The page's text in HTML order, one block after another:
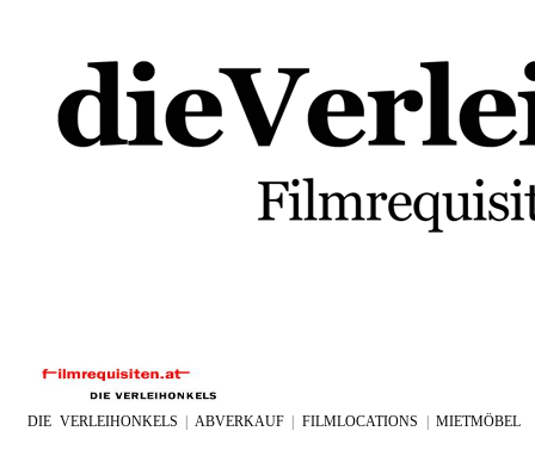
DIE VERLEIHONKELS ABVERKAUF|FILMLOCATIONS |MIETMÖBEL